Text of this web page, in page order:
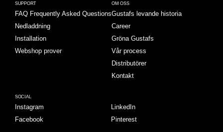
SUPPORT
FAQ Frequently Asked Questions
Nedladdning
Installation
Webshop prover
OM OSS
Gustafs levande historia
Career
Gröna Gustafs
Vår process
Distributörer
Kontakt
SOCIAL
Instagram
Facebook
LinkedIn
Pinterest